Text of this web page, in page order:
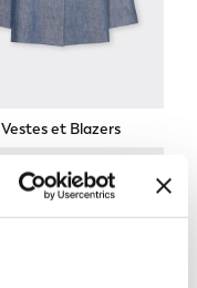
Vestes et Blazers